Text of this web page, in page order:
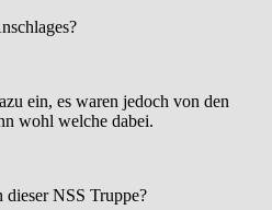
ein, es waren jedoch von den
wohl welche dabei.
dieser NSS Truppe?